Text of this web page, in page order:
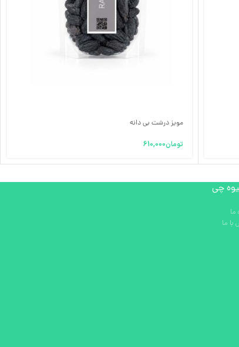
مویز درشت بی دانه
تومان610,000
چی
ما
با ما